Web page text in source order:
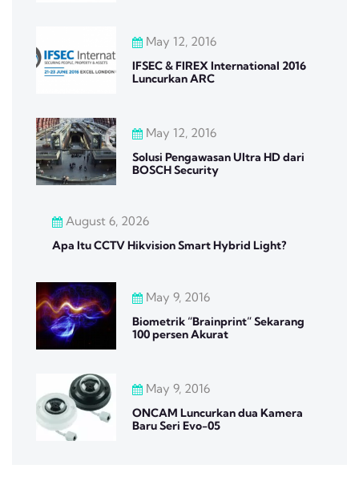
May 12, 2016
IFSEC & FIREX International 2016
Luncurkan ARC
May 12, 2016
Solusi Pengawasan Ultra HD dari
BOSCH Security
August 6, 2026
Apa Itu CCTV Hikvision Smart Hybrid Light?
May 9, 2016
Biometrik “Brainprint” Sekarang
100 persen Akurat
May 9, 2016
ONCAM Luncurkan dua Kamera
Baru Seri Evo-05